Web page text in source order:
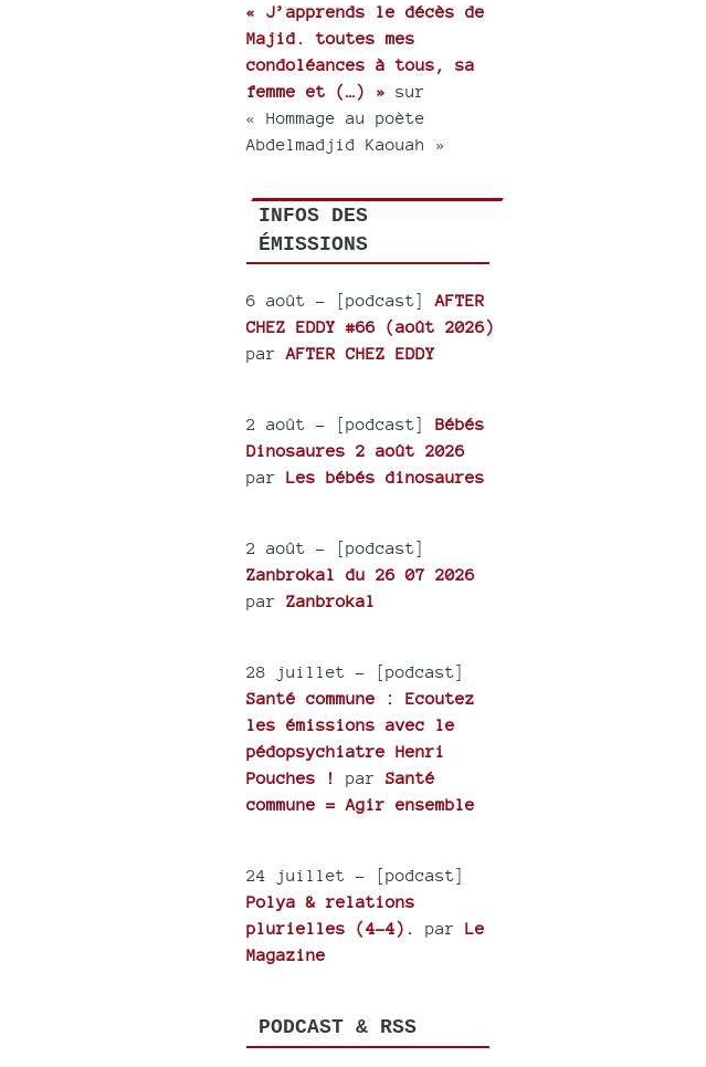
« J’apprends le décès de
Majid. toutes mes
condoléances à tous, sa
femme et (…) » sur
« Hommage au poète
Abdelmadjid Kaouah »
INFOS DES
ÉMISSIONS
6 août- [podcast]AFTER
CHEZ EDDY #66 (août 2026)
parAFTER CHEZ EDDY
2 août- [podcast]Bébés
Dinosaures 2 août 2026
parLes bébés dinosaures
2 août- [podcast]
Zanbrokal du 26 07 2026
parZanbrokal
28 juillet- [podcast]
Santé commune : Ecoutez
les émissions avec le
pédopsychiatre Henri
Pouches !
parSanté
commune = Agir ensemble
24 juillet- [podcast]
Polya & relations
plurielles (4-4).
parLe
Magazine
PODCAST & RSS